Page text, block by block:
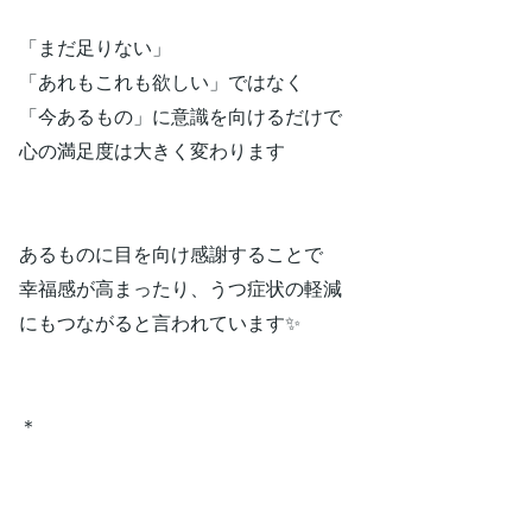
「まだ足りない」
「あれもこれも欲しい」ではなく
「今あるもの」に意識を向けるだけで
心の満足度は大きく変わります
あるものに目を向け感謝することで
幸福感が高まったり、うつ症状の軽減
にもつながると言われています✨
＊